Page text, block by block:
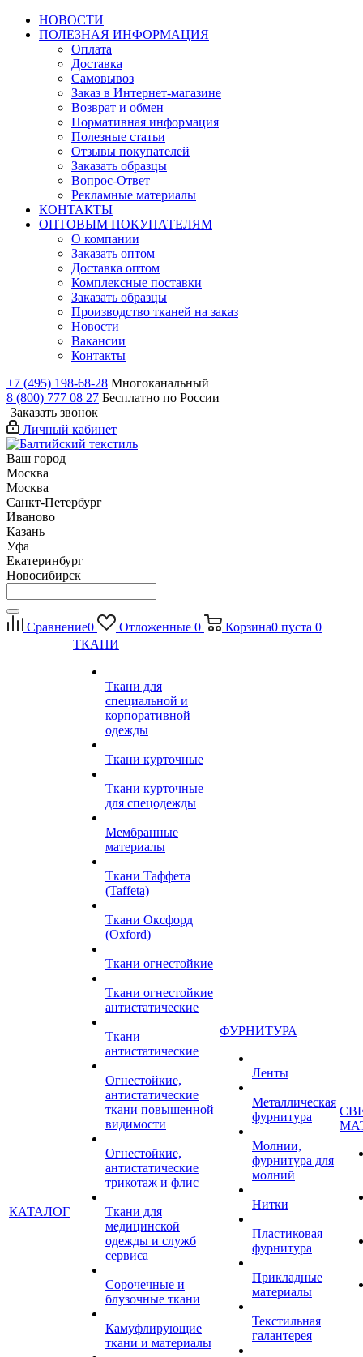
НОВОСТИ
ПОЛЕЗНАЯ ИНФОРМАЦИЯ
Оплата
Доставка
Самовывоз
Заказ в Интернет-магазине
Возврат и обмен
Нормативная информация
Полезные статьи
Отзывы покупателей
Заказать образцы
Вопрос-Ответ
Рекламные материалы
КОНТАКТЫ
ОПТОВЫМ ПОКУПАТЕЛЯМ
О компании
Заказать оптом
Доставка оптом
Комплексные поставки
Заказать образцы
Производство тканей на заказ
Новости
Вакансии
Контакты
+7 (495) 198-68-28 Многоканальный
8 (800) 777 08 27 Бесплатно по России
Заказать звонок
Личный кабинет
Ваш город
Москва
Москва
Санкт-Петербург
Иваново
Казань
Уфа
Екатеринбург
Новосибирск
Сравнение0 Отложенные 0 Корзина0 пуста 0
КАТАЛОГ
ТКАНИ
Ткани для
специальной и
корпоративной
одежды
Ткани курточные
Ткани курточные
для спецодежды
Мембранные
материалы
Ткани Таффета
(Taffeta)
Ткани Оксфорд
(Oxford)
Ткани огнестойкие
Ткани огнестойкие
антистатические
Ткани
антистатические
Огнестойкие,
антистатические
ткани повышенной
видимости
Огнестойкие,
антистатические
трикотаж и флис
Ткани для
медицинской
одежды и служб
сервиса
Сорочечные и
блузочные ткани
Камуфлирующие
ткани и материалы
ФУРНИТУРА
Ленты
Металлическая
фурнитура
Молнии,
фурнитура для
молний
Нитки
Пластиковая
фурнитура
Прикладные
материалы
Текстильная
галантерея